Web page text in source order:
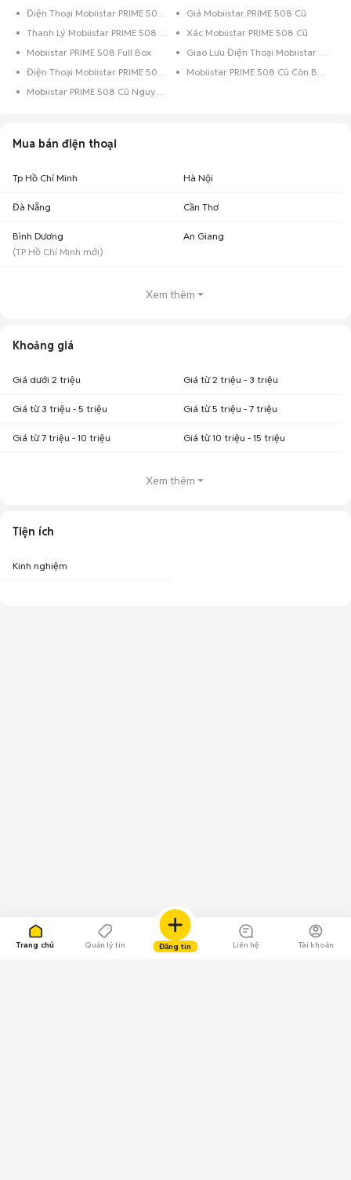
Trang chủ Quản lý tin Đăng tin Liên hệ Tài khoản
Điện Thoại Mobiistar PRIME 508 16GB Đen
Giá Mobiistar PRIME 508 Cũ
Thanh Lý Mobiistar PRIME 508 Cũ
Xác Mobiistar PRIME 508 Cũ
Mobiistar PRIME 508 Full Box
Giao Lưu Điện Thoại Mobiistar PRIME 508
Điện Thoại Mobiistar PRIME 508 Trả Góp
Mobiistar PRIME 508 Cũ Còn Bảo Hành
Mobiistar PRIME 508 Cũ Nguyên Zin
Mua bán điện thoại
Tp Hồ Chí Minh Hà Nội
Đà Nẵng Cần Thơ
Bình Dương
(TP Hồ Chí Minh mới)
An Giang
Xem thêm
Khoảng giá
Giá dưới 2 triệu Giá từ 2 triệu - 3 triệu
Giá từ 3 triệu - 5 triệu Giá từ 5 triệu - 7 triệu
Giá từ 7 triệu - 10 triệu Giá từ 10 triệu - 15 triệu
Xem thêm
Tiện ích
Kinh nghiệm